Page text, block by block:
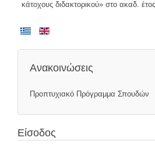
κάτοχους διδακτορικού» στο ακαδ.
Ανακοινώσεις
Προπτυχιακό Πρόγραμμα Σπουδών
Είσοδος